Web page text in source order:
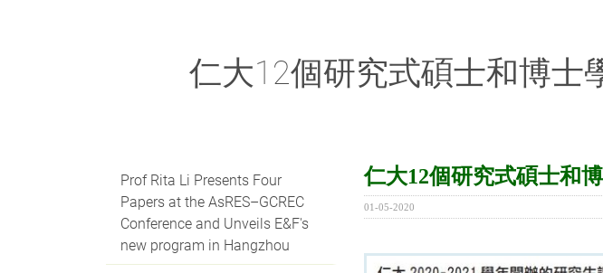
仁大12個研究式碩士和博士
Prof Rita Li Presents Four
Papers at the AsRES–GCREC
Conference and Unveils E&F's
new program in Hangzhou
仁大12個研究式碩士和
01-05-2020